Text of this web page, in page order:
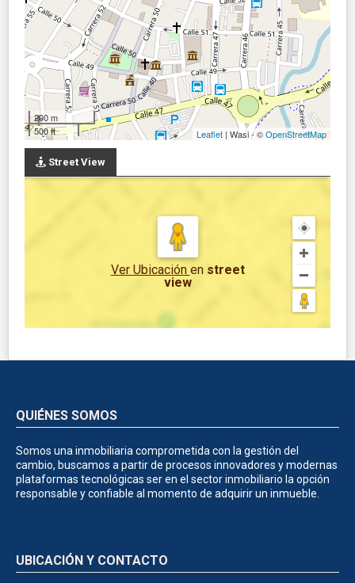
200 m
500 ft
Leaflet | Wasi - ©OpenStreetMap
Street View
Ver Ubicación en street
view
QUIÉNES SOMOS
Somos una inmobiliaria comprometida con la gestión del
cambio, buscamos a partir de procesos innovadores y modernas
plataformas tecnológicas ser en el sector inmobiliario la opción
responsable y confiable al momento de adquirir un inmueble.
UBICACIÓN Y CONTACTO